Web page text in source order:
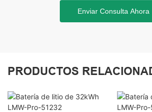
Enviar Consulta Ahora
PRODUCTOS